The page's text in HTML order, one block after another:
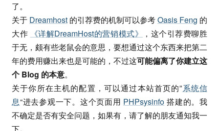
了。
关于 Dreamhost 的引荐费的机制可以参考Oasis Feng 的
大作
《详解DreamHost的营销模式》
，这个引荐费聊胜
于无，颇有些老鼠会的意思，要想通过这个东西来把第二
年的费用赚出来也是可能的，不过这可能偏离了你建立这
个 Blog 的本意。
关于你所在主机的配置，可以通过本站首页的”系统信
息“进去参观一下。这个页面用 PHPsysinfo 搭建的。我
不确定是否有安全问题，如果有，请了解的朋友通知我一